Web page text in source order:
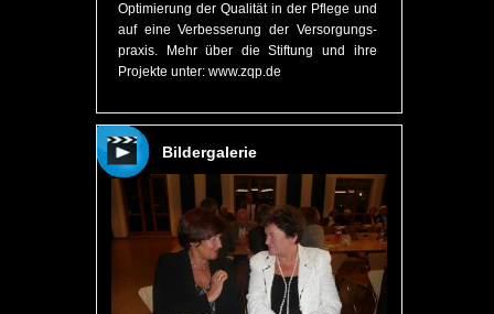
Optimierung der Qualität in der Pflege und
auf eine Verbesserung der Versorgungs-
praxis. Mehr über die Stiftung und ihre
Projekte unter: www.zqp.de
Bildergalerie